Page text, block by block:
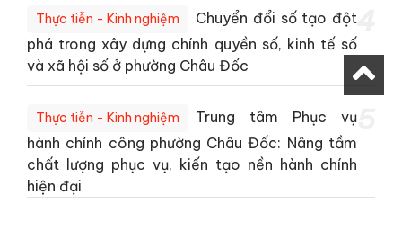
Thực tiễn - Kinh nghiệm
Chuyển đổi số tạo đột
phá trong xây dựng chính quyền số, kinh tế số
và xã hội số ở phường Châu Đốc
4
Thực tiễn - Kinh nghiệm
Trung tâm Phục vụ
hành chính công phường Châu Đốc: Nâng tầm
chất lượng phục vụ, kiến tạo nền hành chính
hiện đại